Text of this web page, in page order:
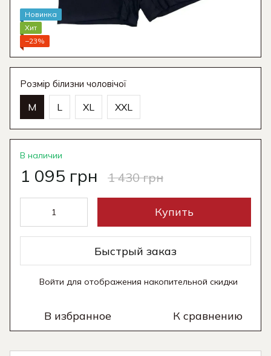
Новинка
Хит
−23%
Розмір білизни чоловічої
M L XL XXL
В наличии
1 095 грн 1 430 грн
Купить
Быстрый заказ
Войти для отображения накопительной скидки
В избранное К сравнению